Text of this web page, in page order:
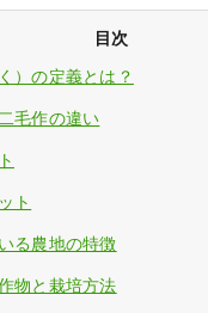
目次
）の定義とは？
毛作の違い
ト
る農地の特徴
物と栽培方法